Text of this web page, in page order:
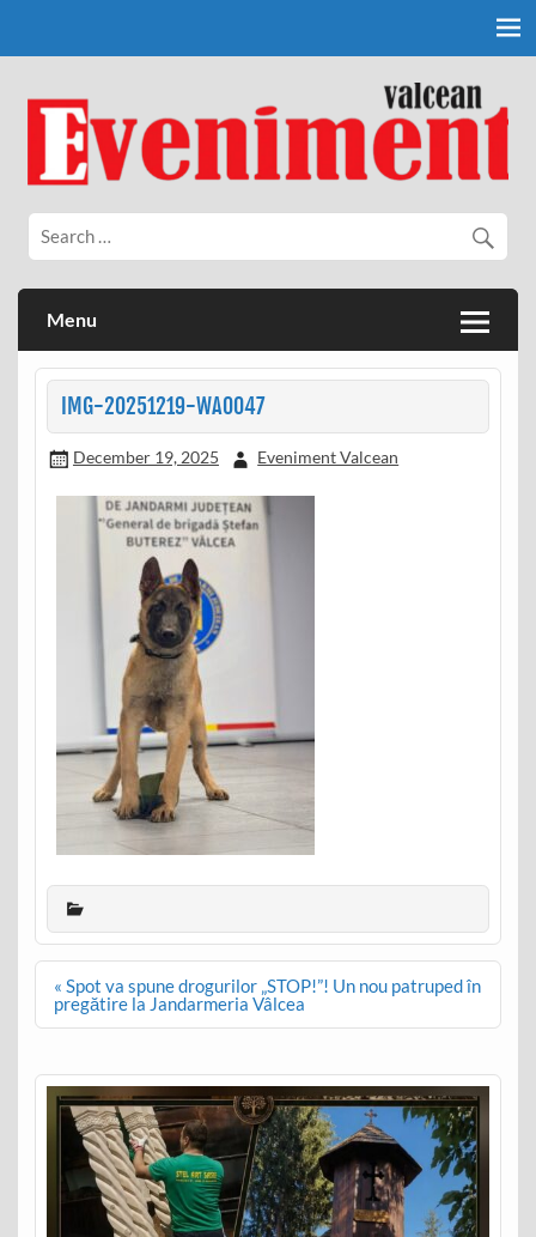
Eveniment Valcean
Menu
IMG-20251219-WA0047
December 19, 2025 Eveniment Valcean
Post
navigation
« Spot va spune drogurilor „STOP!”! Un nou patruped în
pregătire la Jandarmeria Vâlcea